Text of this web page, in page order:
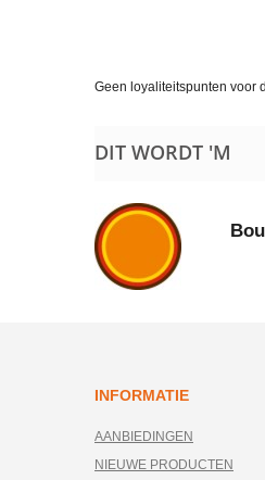
Geen loyaliteitspunten voor
DIT WORDT 'M
INFORMATIE
AANBIEDINGEN
NIEUWE PRODUCTEN